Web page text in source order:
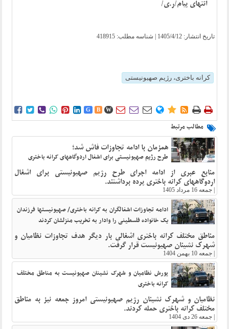
انتهای پیام/ر.ی/
تاریخ انتشار: 1405/4/12 | شناسه مطلب: 418915
کرانه باختری، رژیم صهیونیستی
      G B W        
مطالب مرتبط
همزمان با ادامه تجاوزات فاش شد؛
طرح رژیم صهیونیستی برای اشغال اردوگاههای کرانه باختری
منابع عبری از ادامه اجرای طرح رژیم صهیونیستی برای اشغال
اردوگاههای کرانه باختری پرده برداشتند.
جمعه 16 مرداد 1405
ادامه تجاوزات اشغالگران به کرانه باختری/ صهیونیستها فرزندان
یک خانواده فلسطینی را وادار به تخریب منزلشان کردند
مناطق مختلف کرانه باختری اشغالی بار دیگر هدف تجاوزات نظامیان و
شهرک نشینان صهیونیست قرار گرفت.
جمعه 10 بهمن 1404
یورش نظامیان و شهرک نشینان صهیونیست به مناطق مختلف
کرانه باختری
نظامیان و شهرک نشینان رژیم صهیونیستی امروز جمعه نیز به مناطق
مختلف کرانه باختری حمله کردند.
جمعه 26 دی 1404